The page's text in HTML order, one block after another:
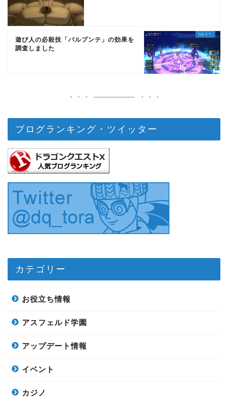
遊び人の必殺技「パルプンテ」の効果を
調査しました
ブログランキング・ツイッター
カテゴリー
お役立ち情報
アスフェルド学園
アップデート情報
イベント
カジノ